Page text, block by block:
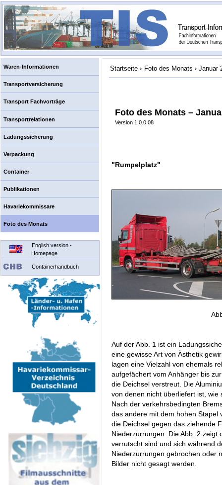
Waren-Informationen
Transportversicherung
Transport Fachvorträge
Transportrelationen
Ladungssicherung
Verpackung
Container
Publikationen
Havariekommissare
Foto des Monats
English version -
Homepage
Containerhandbuch
Startseite › Foto des Monats › Januar
Foto des Monats –
Version 1.0.0.08
"Rumpelplatz"
Auf der Abb. 1 ist ein
eine gewisse Art von Ästhetik
lagen eine Vielzahl von ehemals
aufgefächert vom Anhänger bis
die Deichsel verstreut. Die
von denen nicht überliefert ist,
Nach der verkehrsbedingten
das andere mit dem hohen Stapel
die Deichsel gegen das ziehende
Niederzurrungen. Die Abb. 2 zeigt
verrutscht sind und sich während
Niederzurrungen gebrochen oder
Bilder nicht gesagt werden.